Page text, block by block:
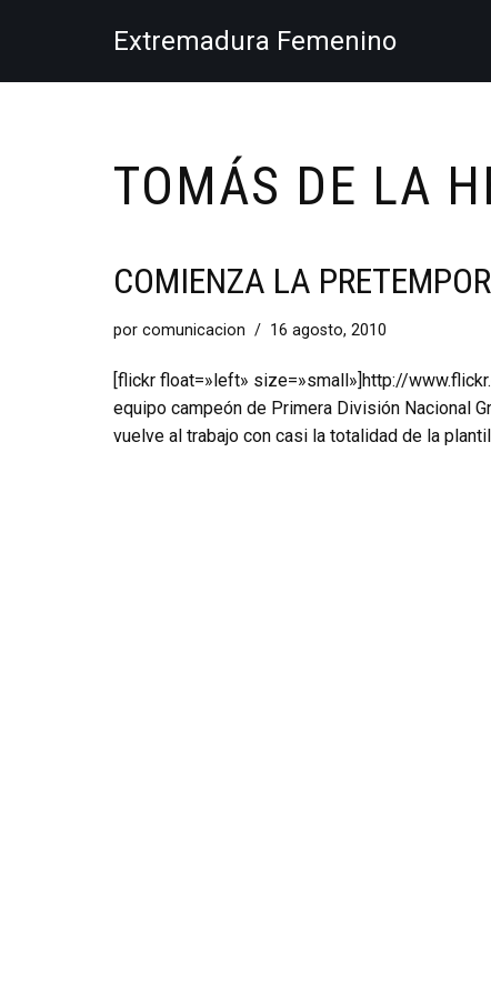
al
Extremadura Femenino
TOMÁS DE LA
COMIENZA LA
por comunicacion 16 agosto, 2010
[flickr float=»left» size=»small»]http://
equipo campeón de Primera División Nacional
vuelve al trabajo con casi la totalidad de la